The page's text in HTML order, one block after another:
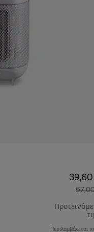
Περιλαμβάνεται